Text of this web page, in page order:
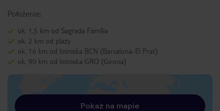
Położenie:
ok. 1,5 km od Sagrada Família
ok. 2 km od plaży
ok. 16 km od lotniska BCN (Barcelona-El Prat)
ok. 90 km od lotniska GRO (Girona)
Pokaż na mapie